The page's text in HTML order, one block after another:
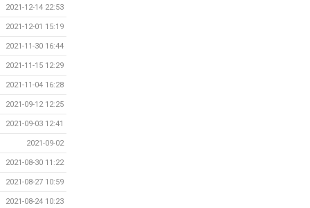
2021-12-14 22:53
2021-12-01 15:19
2021-11-30 16:44
2021-11-15 12:29
2021-11-04 16:28
2021-09-12 12:25
2021-09-03 12:41
2021-09-02
2021-08-30 11:22
2021-08-27 10:59
2021-08-24 10:23